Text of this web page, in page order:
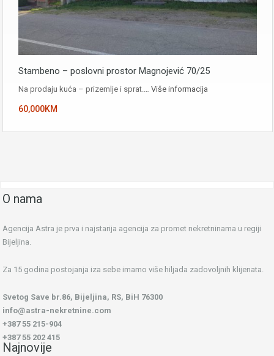
Stambeno – poslovni prostor Magnojević 70/25
Na prodaju kuća – prizemlje i sprat.… Više informacija
60,000KM
O nama
Agencija Astra je prva i najstarija agencija za promet nekretninama u regiji
Bijeljina.
Za 15 godina postojanja iza sebe imamo više hiljada zadovoljnih klijenata.
Svetog Save br.86, Bijeljina, RS, BiH 76300
info@astra-nekretnine.com
+387 55 215-904
+387 55 202 415
Najnovije